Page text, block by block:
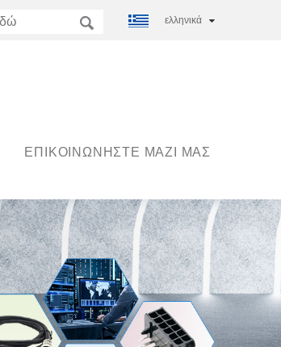
ελληνικά
ΕΠΙΚΟΙΝΩΝΉΣΤΕ ΜΑΖΊ ΜΑΣ